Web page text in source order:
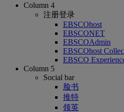
Column 4
注册登录
EBSCOhost
EBSCONET
EBSCOAdmin
EBSCOhost
EBSCO
Column 5
Social bar
脸书
推特
领英